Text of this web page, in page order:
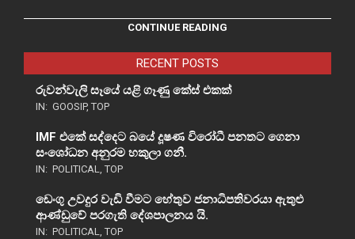
CONTINUE READING
RECENT POSTS
රුවන්වැලි සෑයේ යළි ගෑණු කේස් එකක්
IN: GOOSIP, TOP
IMF එකේ සද්දෙට බයේ දූෂණ විරෝධී පනතට ගෙනා
සංශෝධන අනුරම හකුලා ගනී.
IN: POLITICAL, TOP
ඩෙංගු උවදුර වැඩි වීමට හේතුව ජනාධිපතිවරයා ඇතුළු
ආණ්ඩුවේ පරගැති දේශපාලනය යි.
IN: POLITICAL, TOP